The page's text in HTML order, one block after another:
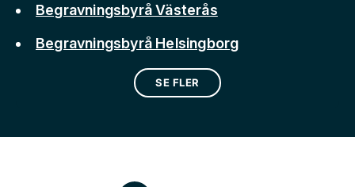
Begravningsbyrå Västerås
Begravningsbyrå Helsingborg
SE FLER